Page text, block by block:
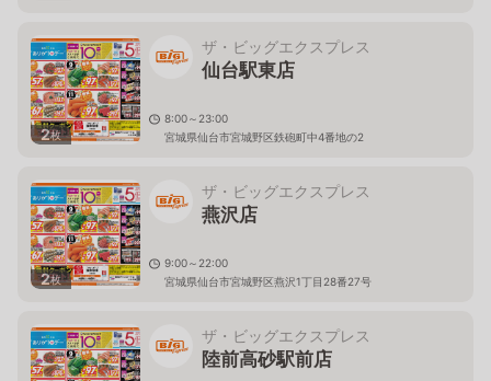
2枚
ザ・ビッグエクスプレス
仙台駅東店
8:00～23:00
宮城県仙台市宮城野区鉄砲町中4番地の2
2枚
ザ・ビッグエクスプレス
燕沢店
9:00～22:00
宮城県仙台市宮城野区燕沢1丁目28番27号
ザ・ビッグエクスプレス
陸前高砂駅前店